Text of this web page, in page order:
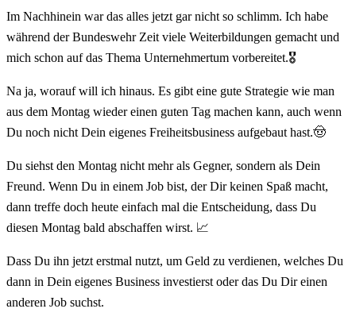
Im Nachhinein war das alles jetzt gar nicht so schlimm. Ich habe
während der Bundeswehr Zeit viele Weiterbildungen gemacht und
mich schon auf das Thema Unternehmertum vorbereitet.🎖️
Na ja, worauf will ich hinaus. Es gibt eine gute Strategie wie man
aus dem Montag wieder einen guten Tag machen kann, auch wenn
Du noch nicht Dein eigenes Freiheitsbusiness aufgebaut hast.🤠
Du siehst den Montag nicht mehr als Gegner, sondern als Dein
Freund. Wenn Du in einem Job bist, der Dir keinen Spaß macht,
dann treffe doch heute einfach mal die Entscheidung, dass Du
diesen Montag bald abschaffen wirst. 📈
Dass Du ihn jetzt erstmal nutzt, um Geld zu verdienen, welches Du
dann in Dein eigenes Business investierst oder das Du Dir einen
anderen Job suchst.